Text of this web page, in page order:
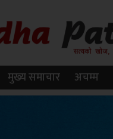
मुख्य समाचार अचम्म